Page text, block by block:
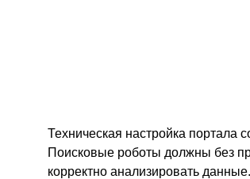
Техническая настройка портала
Поисковые роботы должны без
корректно анализировать